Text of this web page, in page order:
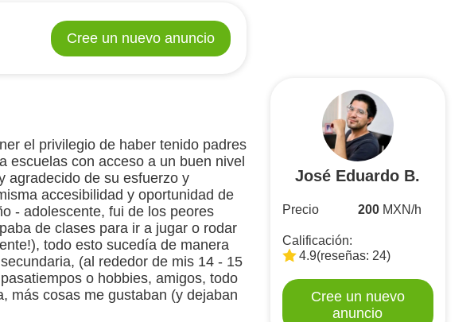
Cree un nuevo anuncio
el privilegio de haber tenido padres
escuelas con acceso a un buen nivel
agradecido de su esfuerzo y
accesibilidad y oportunidad de
- adolescente, fui de los peores
de clases para ir a jugar o rodar
todo esto sucedía de manera
(al rededor de mis 14 - 15
o hobbies, amigos, todo
más cosas me gustaban (y dejaban
José Eduardo B.
Precio 200 MXN/h
Calificación:
4.9(reseñas: 24)
Cree un nuevo
anuncio